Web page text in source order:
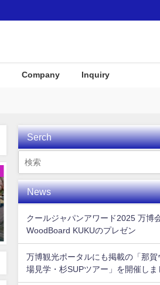
Company Inquiry
プレイとして使用して頂きまし
た！
む
Serch
News
クールジャパンアワード2025 万博
WoodBoard KUKUのプレゼン
万博観光ポータルにも掲載の「那賀
場見学・杉SUPツアー」を開催しま